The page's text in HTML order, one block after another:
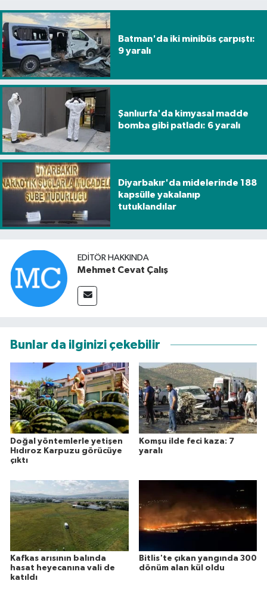
Batman'da iki minibüs çarpıştı:
9 yaralı
Şanlıurfa'da kimyasal madde
bomba gibi patladı: 6 yaralı
Diyarbakır'da midelerinde 188
kapsülle yakalanıp
tutuklandılar
EDITÖR HAKKINDA
Mehmet Cevat Çalış
Bunlar da ilginizi çekebilir
Doğal yöntemlerle yetişen
Hıdıroz Karpuzu görücüye
çıktı
Komşu ilde feci kaza: 7
yaralı
Kafkas arısının balında
hasat heyecanına vali de
katıldı
Bitlis'te çıkan yangında 300
dönüm alan kül oldu